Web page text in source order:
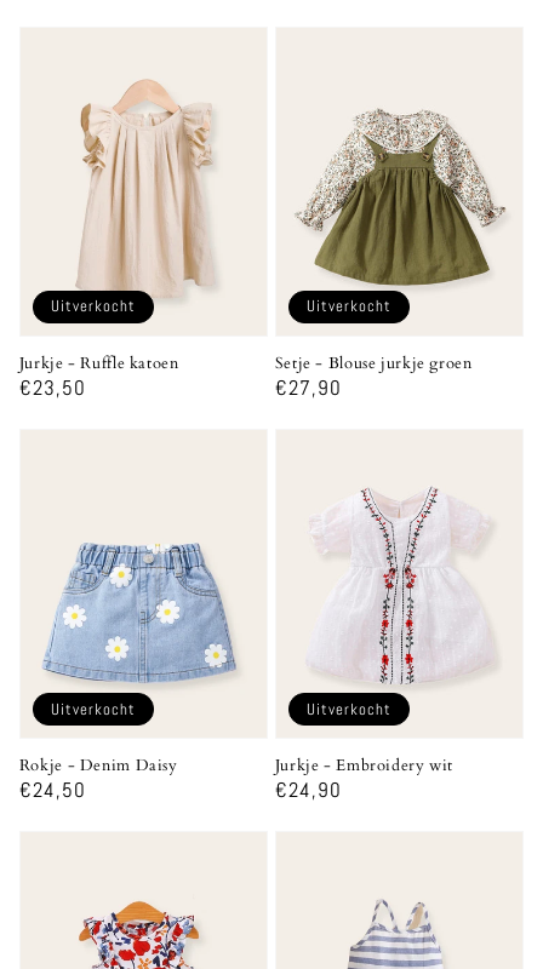
Jurkje - Ruffle katoen
Normale
€23,50
Uitverkocht
Setje - Blouse jurkje groen
Normale
€27,90
Uitverkocht
Rokje - Denim Daisy
Normale
€24,50
Uitverkocht
Jurkje - Embroidery wit
Normale
€24,90
Uitverkocht